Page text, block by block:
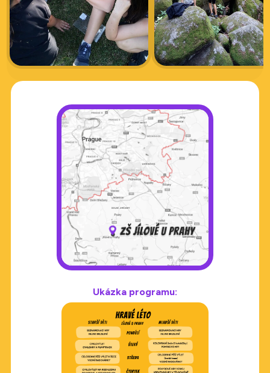
Ukázka programu: